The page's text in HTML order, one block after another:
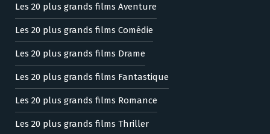
Les 20 plus grands films Aventure
Les 20 plus grands films Comédie
Les 20 plus grands films Drame
Les 20 plus grands films Fantastique
Les 20 plus grands films Romance
Les 20 plus grands films Thriller